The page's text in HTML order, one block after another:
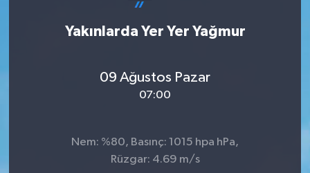
Yakınlarda Yer Yer Yağmur
09 Ağustos Pazar
07:00
Nem: %80, Basınç: 1015 hpa hPa,
Rüzgar: 4.69 m/s